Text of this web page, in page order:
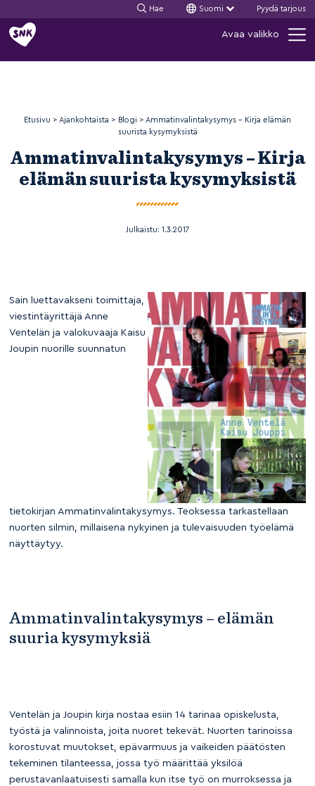
Siirry
sisältöön
Hae Suomi Pyydä tarjous
Avaa valikko
Etusivu > Ajankohtaista > Blogi > Ammatinvalintakysymys – Kirja elämän
suurista kysymyksistä
Ammatinvalintakysymys – Kirja
elämän suurista kysymyksistä
Julkaistu: 1.3.2017
Sain luettavakseni toimittaja,
viestintäyrittäjä Anne
Ventelän ja valokuvaaja Kaisu
Joupin nuorille suunnatun
tietokirjan Ammatinvalintakysymys. Teoksessa tarkastellaan
nuorten silmin, millaisena nykyinen ja tulevaisuuden työelämä
näyttäytyy.
Ammatinvalintakysymys – elämän
suuria kysymyksiä
Ventelän ja Joupin kirja nostaa esiin 14 tarinaa opiskelusta,
työstä ja valinnoista, joita nuoret tekevät. Nuorten tarinoissa
korostuvat muutokset, epävarmuus ja vaikeiden päätösten
tekeminen tilanteessa, jossa työ määrittää yksilöä
perustavanlaatuisesti samalla kun itse työ on murroksessa ja